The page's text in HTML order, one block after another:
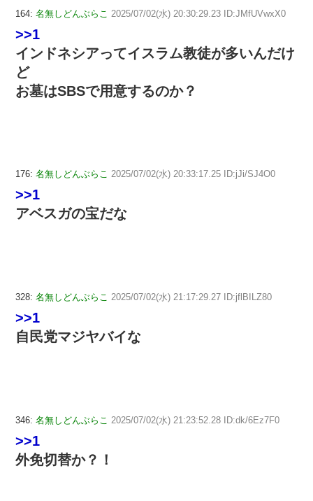
164: 名無しどんぶらこ 2025/07/02(水) 20:30:29.23 ID:JMfUVwxX0
>>1
インドネシアってイスラム教徒が多いんだけ
ど
お墓はSBSで用意するのか？
176: 名無しどんぶらこ 2025/07/02(水) 20:33:17.25 ID:jJi/SJ4O0
>>1
アベスガの宝だな
328: 名無しどんぶらこ 2025/07/02(水) 21:17:29.27 ID:jflBILZ80
>>1
自民党マジヤバイな
346: 名無しどんぶらこ 2025/07/02(水) 21:23:52.28 ID:dk/6Ez7F0
>>1
外免切替か？！